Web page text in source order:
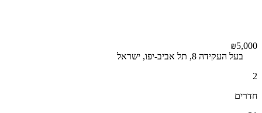
₪5,000
בעל העקידה 8, תל אביב-יפו, ישראל
2
חדרים